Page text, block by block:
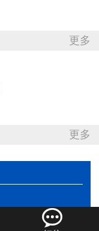
更多
更多
